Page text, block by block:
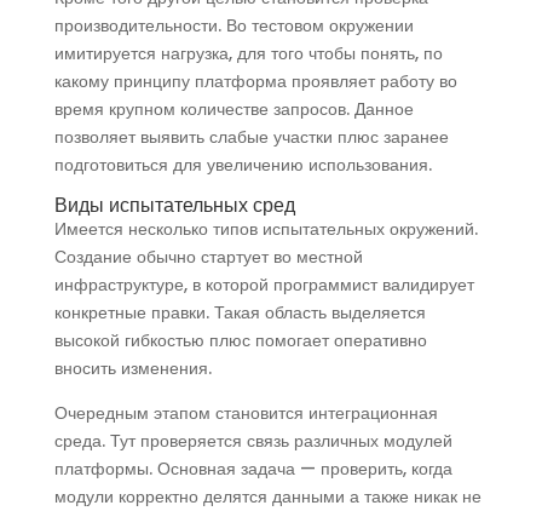
производительности. Во тестовом окружении
имитируется нагрузка, для того чтобы понять, по
какому принципу платформа проявляет работу во
время крупном количестве запросов. Данное
позволяет выявить слабые участки плюс заранее
подготовиться для увеличению использования.
Виды испытательных сред
Имеется несколько типов испытательных окружений.
Создание обычно стартует во местной
инфраструктуре, в которой программист валидирует
конкретные правки. Такая область выделяется
высокой гибкостью плюс помогает оперативно
вносить изменения.
Очередным этапом становится интеграционная
среда. Тут проверяется связь различных модулей
платформы. Основная задача — проверить, когда
модули корректно делятся данными а также никак не